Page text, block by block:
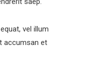
vel illum
accumsan et